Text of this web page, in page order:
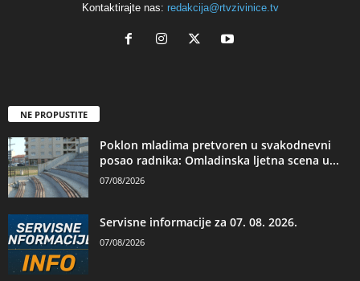
Kontaktirajte nas: redakcija@rtvzivinice.tv
NE PROPUSTITE
Poklon mladima pretvoren u svakodnevni
posao radnika: Omladinska ljetna scena u...
07/08/2026
Servisne informacije za 07. 08. 2026.
07/08/2026